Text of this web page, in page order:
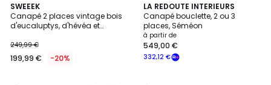
SWEEEK
Canapé 2 places vintage bois
d'eucaluptys, d'hévéa et
249,99 €
199,99 € -20%
4,4
/ 5
2
Couleurs
LA REDOUTE INTERIEURS
Canapé bouclette, 2 ou 3
places, Séméon
à partir de
332,12 €
549,00 €
4,5
/ 5